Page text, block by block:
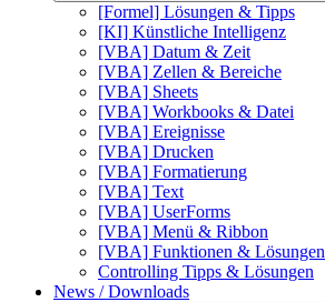
[Formel] Lösungen & Tipps
[KI] Künstliche Intelligenz
[VBA] Datum & Zeit
[VBA] Zellen & Bereiche
[VBA] Sheets
[VBA] Workbooks & Datei
[VBA] Ereignisse
[VBA] Drucken
[VBA] Formatierung
[VBA] Text
[VBA] UserForms
[VBA] Menü & Ribbon
[VBA] Funktionen & Lösungen
Controlling Tipps & Lösungen
News / Downloads